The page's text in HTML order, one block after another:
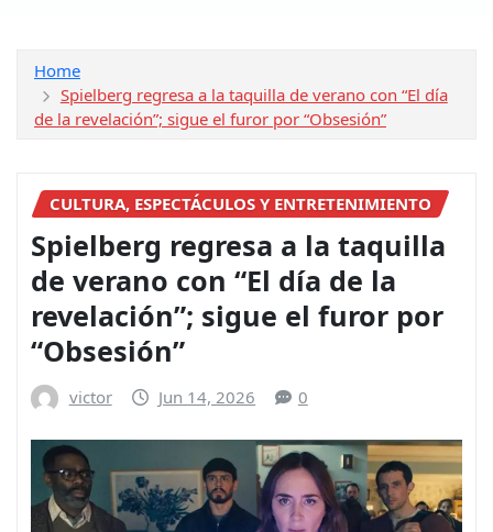
Home
Spielberg regresa a la taquilla de verano con “El día
de la revelación”; sigue el furor por “Obsesión”
CULTURA, ESPECTÁCULOS Y ENTRETENIMIENTO
Spielberg regresa a la taquilla
de verano con “El día de la
revelación”; sigue el furor por
“Obsesión”
victor Jun 14, 2026 0